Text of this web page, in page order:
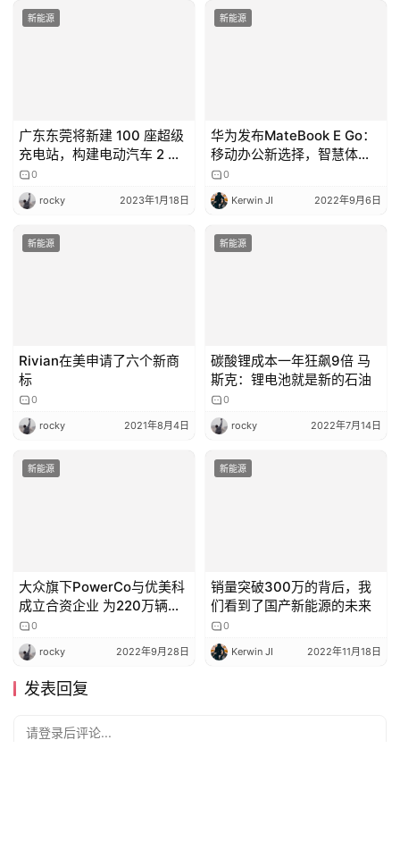
新能源
广东东莞将新建 100 座超级
充电站，构建电动汽车 2 公
里充电全覆盖体系
0
rocky 2023年1月18日
新能源
华为发布MateBook E Go：
移动办公新选择，智慧体验
再升级
0
Kerwin JI 2022年9月6日
新能源
Rivian在美申请了六个新商
标
0
rocky 2021年8月4日
新能源
碳酸锂成本一年狂飙9倍 马
斯克：锂电池就是新的石油
0
rocky 2022年7月14日
新能源
大众旗下PowerCo与优美科
成立合资企业 为220万辆电
动汽车生产电池材料
0
rocky 2022年9月28日
新能源
销量突破300万的背后，我
们看到了国产新能源的未来
0
Kerwin JI 2022年11月18日
发表回复
请登录后评论...